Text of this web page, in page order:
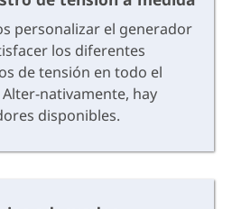
personalizar el generador
los diferentes
de tensión en todo el
nativamente, hay
disponibles.